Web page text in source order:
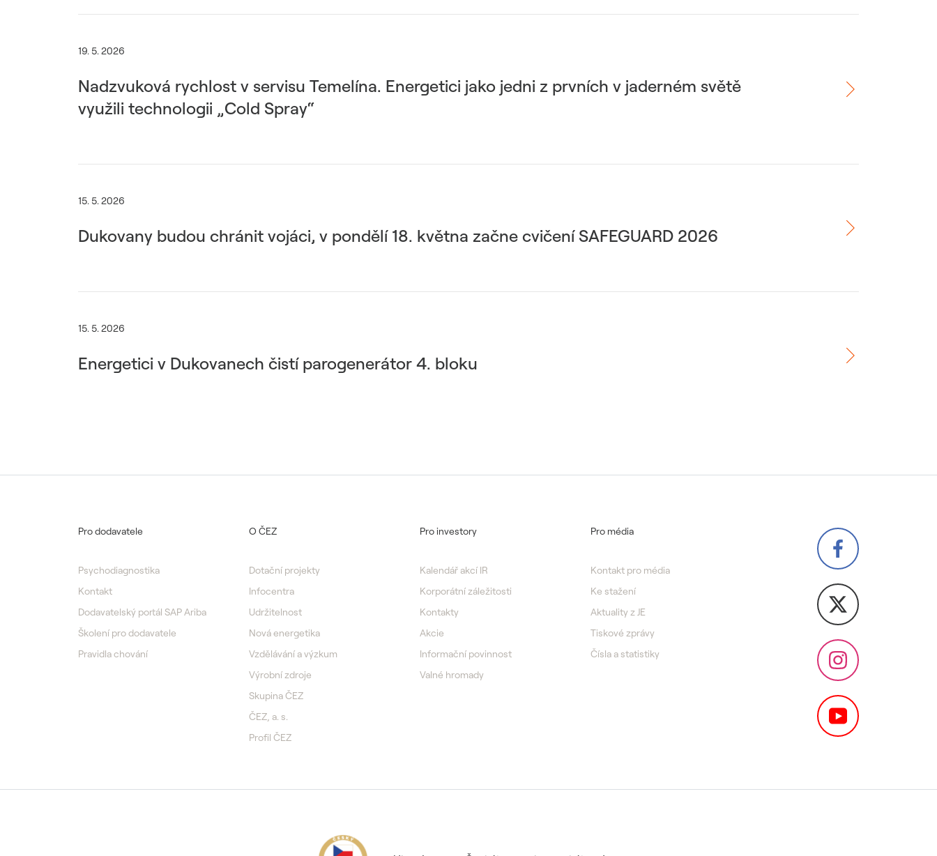
19. 5. 2026
Nadzvuková rychlost v servisu Temelína. Energetici jako jedni z prvních v jaderném světě
využili technologii „Cold Spray“
15. 5. 2026
Dukovany budou chránit vojáci, v pondělí 18. května začne cvičení SAFEGUARD 2026
15. 5. 2026
Energetici v Dukovanech čistí parogenerátor 4. bloku
Pro dodavatele
Psychodiagnostika
Kontakt
Dodavatelský portál SAP Ariba
Školení pro dodavatele
Pravidla chování
O ČEZ
Dotační projekty
Infocentra
Udržitelnost
Nová energetika
Vzdělávání a výzkum
Výrobní zdroje
Skupina ČEZ
ČEZ, a. s.
Profil ČEZ
Pro investory
Kalendář akcí IR
Korporátní záležitosti
Kontakty
Akcie
Informační povinnost
Valné hromady
Pro média
Kontakt pro média
Ke stažení
Aktuality z JE
Tiskové zprávy
Čísla a statistiky